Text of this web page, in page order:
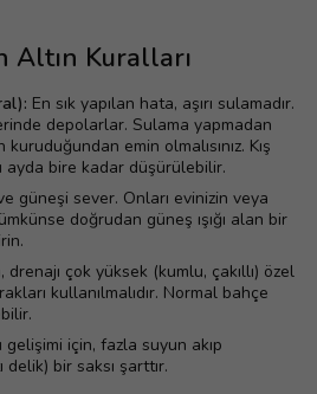
Altın Kuralları
En sık yapılan hata, aşırı sulamadır.
depolarlar. Sulama yapmadan
emin olmalısınız. Kış
ayda bire kadar düşürülebilir.
güneşi sever. Onları evinizin veya
doğrudan güneş ışığı alan bir
çok yüksek (kumlu, çakıllı) özel
kullanılmalıdır. Normal bahçe
gelişimi için, fazla suyun akıp
bir saksı şarttır.